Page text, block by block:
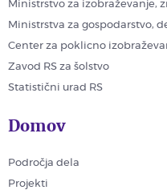
Ministrstvo za izobraževanje,
Ministrstva za gospodarstvo,
Center za poklicno
Zavod RS za šolstvo
Statistični urad RS
Domov
Področja dela
Projekti